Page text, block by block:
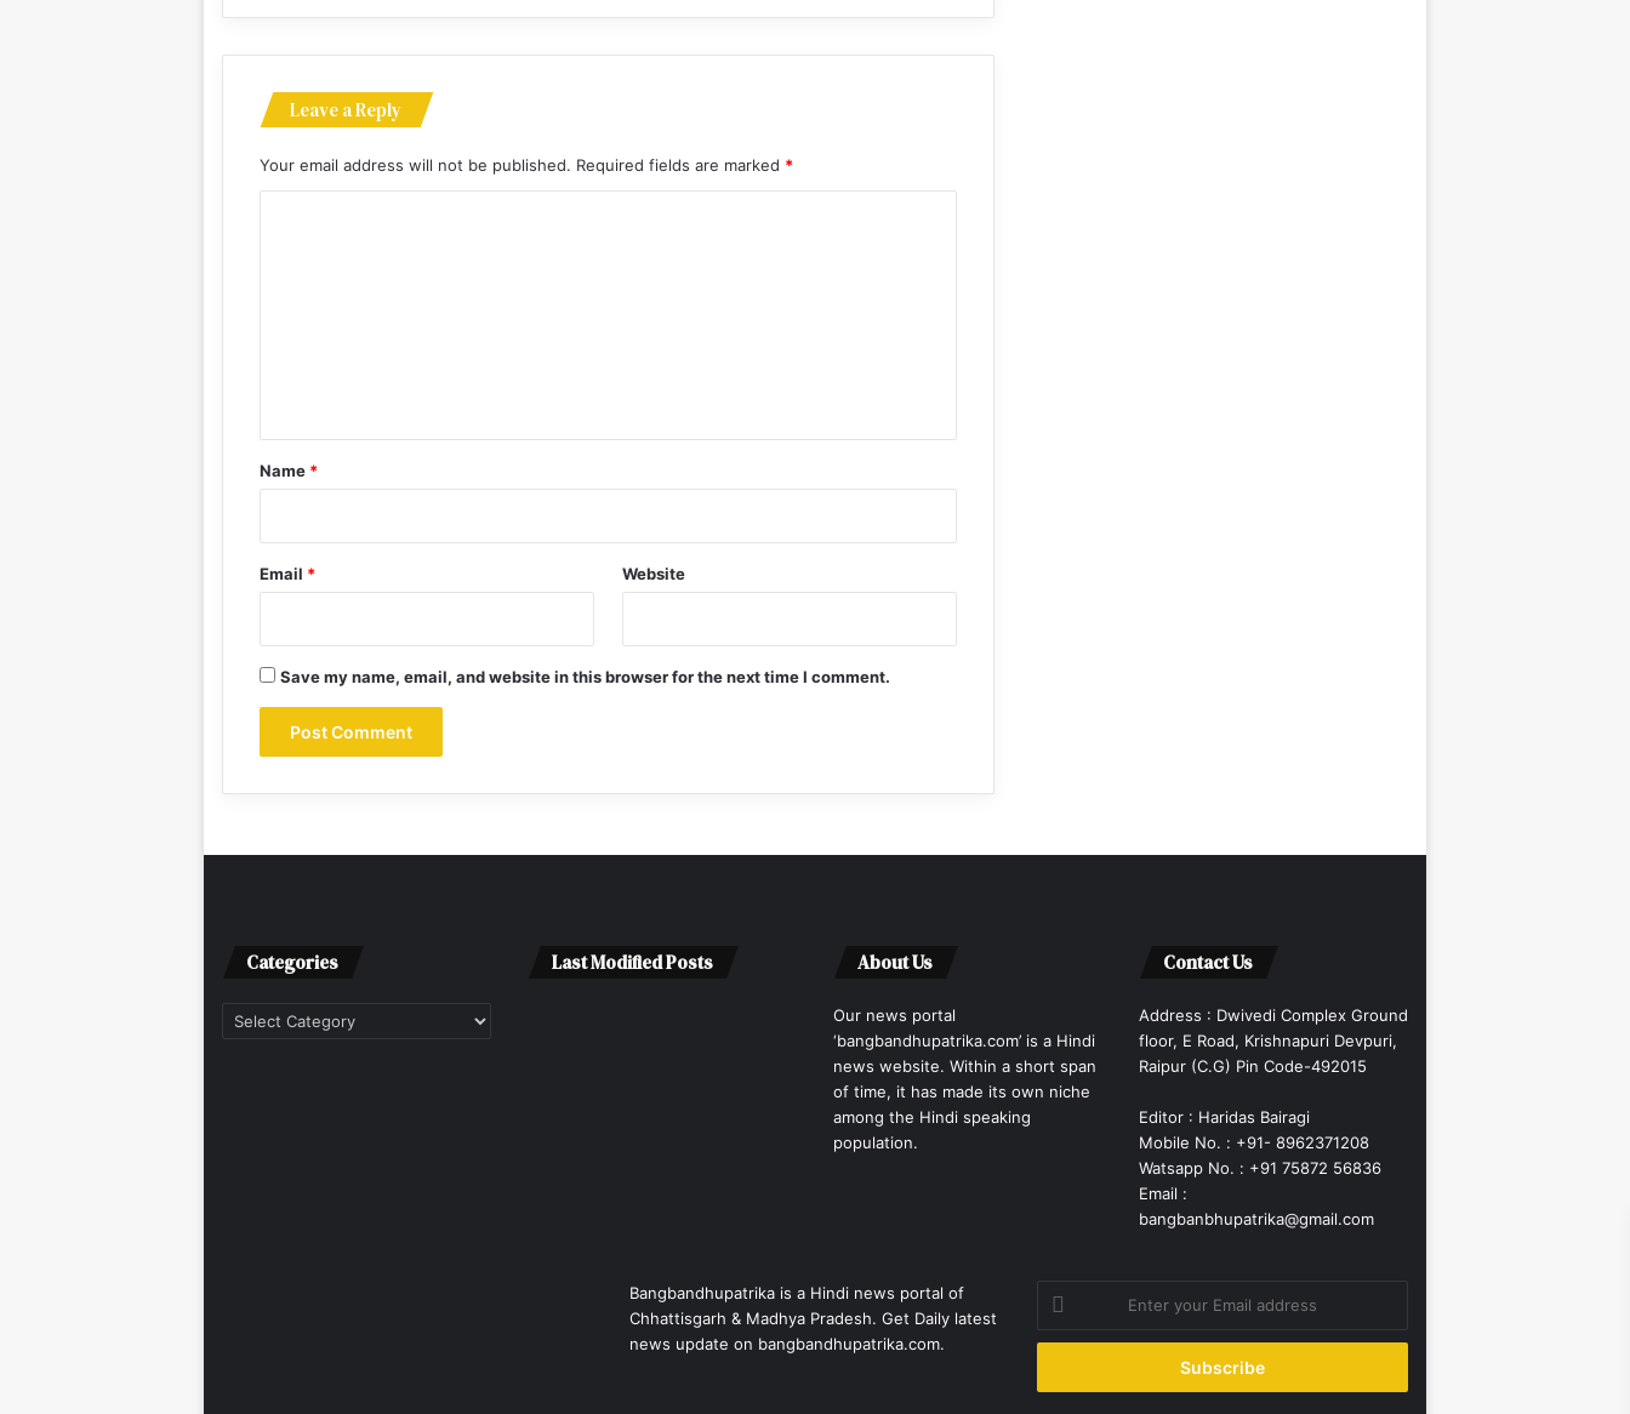
Leave a Reply
Your email address will not be published. Required fields are marked *
*
Name *
Email * Website
Save my name, email, and website in this browser for the next time I comment.
Categories
Categories
Last Modified Posts About Us
Our news portal
‘bangbandhupatrika.com’ is a Hindi
news website. Within a short span
of time, it has made its own niche
among the Hindi speaking
population.
Contact Us
Address : Dwivedi Complex Ground
floor, E Road, Krishnapuri Devpuri,
Raipur (C.G) Pin Code-492015
Editor : Haridas Bairagi
Mobile No. : +91- 8962371208
Watsapp No. : +91 75872 56836
Email :
bangbanbhupatrika@gmail.com
Bangbandhupatrika is a Hindi news portal of
Chhattisgarh & Madhya Pradesh. Get Daily latest
news update on bangbandhupatrika.com.
Enter
your
Email